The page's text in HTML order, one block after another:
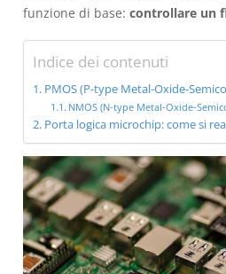
funzione di base: controllare un
Indice dei contenuti
PMOS (P-type Metal-Oxide-
NMOS (N-type Metal-Oxide-
Porta logica microchip: come si